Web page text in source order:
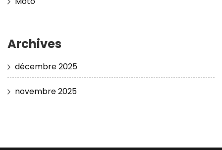
Archives
décembre 2025
novembre 2025